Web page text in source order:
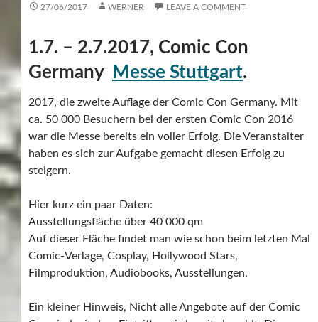
27/06/2017 WERNER LEAVE A COMMENT
1.7. – 2.7.2017, Comic Con
Germany
Messe Stuttgart.
2017, die zweite Auflage der Comic Con Germany. Mit
ca. 50 000 Besuchern bei der ersten Comic Con 2016
war die Messe bereits ein voller Erfolg. Die Veranstalter
haben es sich zur Aufgabe gemacht diesen Erfolg zu
steigern.
Hier kurz ein paar Daten:
Ausstellungsfläche über 40 000 qm
Auf dieser Fläche findet man wie schon beim letzten Mal
Comic-Verlage, Cosplay, Hollywood Stars,
Filmproduktion, Audiobooks, Ausstellungen.
Ein kleiner Hinweis, Nicht alle Angebote auf der Comic